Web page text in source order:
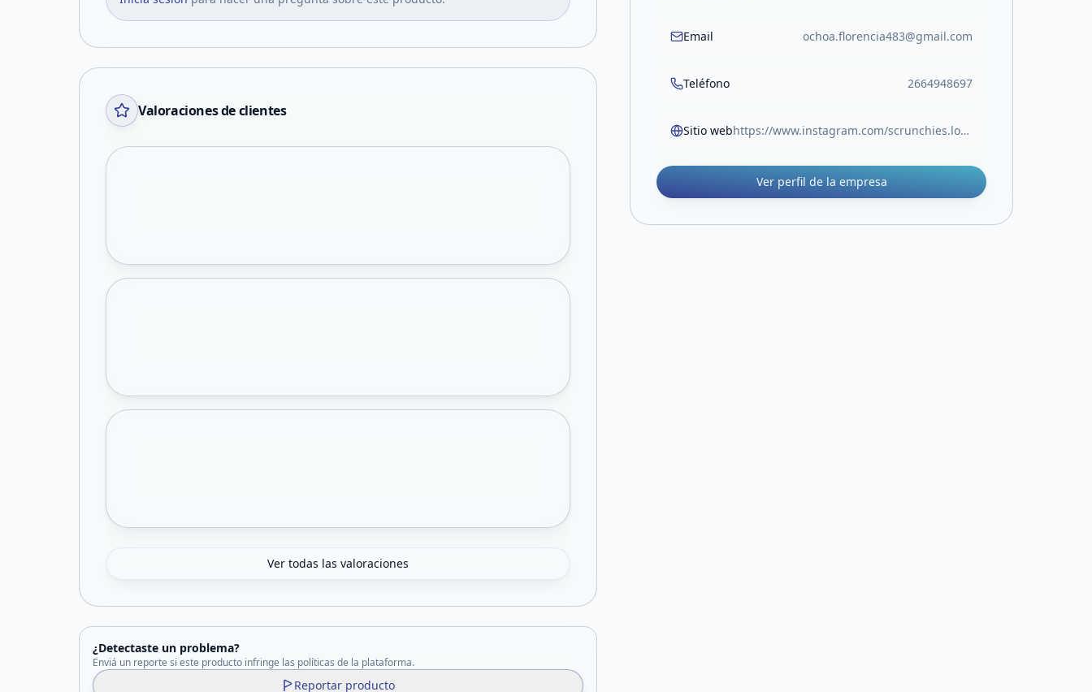
Valoraciones de clientes
Ver todas las valoraciones
¿Detectaste un problema?
Enviá un reporte si este producto infringe las políticas de la plataforma.
Reportar producto
Email ochoa.florencia483@gmail.com
Teléfono 2664948697
Sitio web https://www.instagram.com/scrunchies.lovers.sl?utm_source=ig_web_button_share_sheet&igsh=ZDNlZDc0MzIxNw==
Ver perfil de la empresa